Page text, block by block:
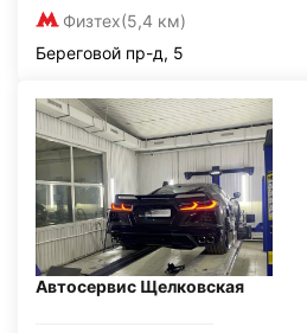
Физтех(5,4 км)
Береговой пр-д, 5
Автосервис Щелковская